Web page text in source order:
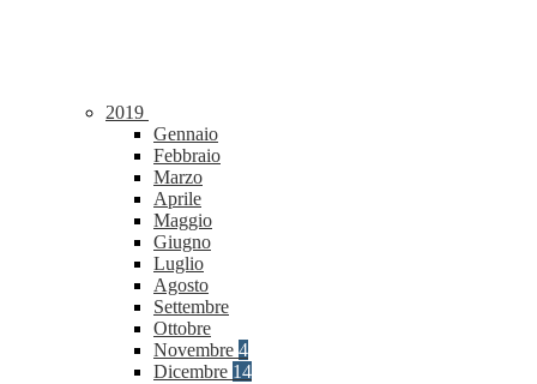
2019
Gennaio
Febbraio
Marzo
Aprile
Maggio
Giugno
Luglio
Agosto
Settembre
Ottobre
Novembre 4
Dicembre 14